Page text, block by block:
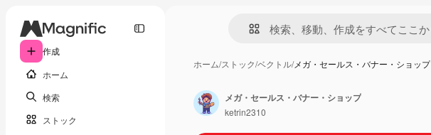
作成
ホーム
検索
ストック
ホーム/ストック/ベクトル/メガ・セールス・バナー・ショップ
メガ・セールス・バナー・ショップ
ketrin2310